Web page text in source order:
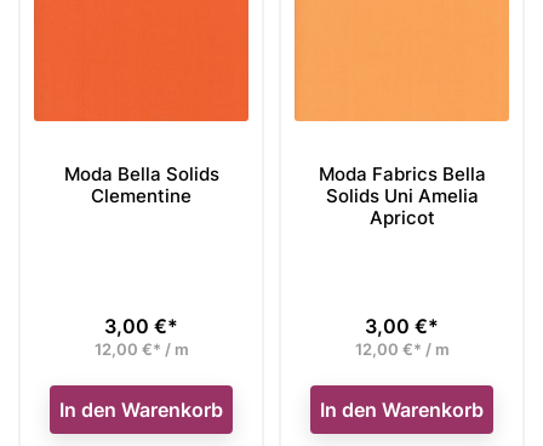
Moda Bella Solids
Clementine
Preis
3,00 €*
12,00 €* / m
In den Warenkorb
Moda Fabrics Bella
Solids Uni Amelia
Apricot
Preis
3,00 €*
12,00 €* / m
In den Warenkorb